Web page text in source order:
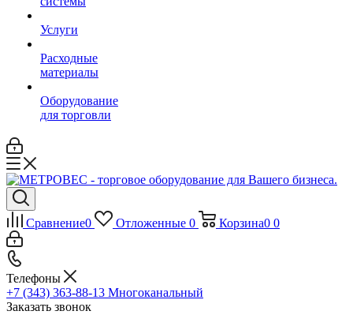
Услуги
Расходные
материалы
Оборудование
для торговли
Сравнение0 Отложенные 0 Корзина0 0
Телефоны
+7 (343) 363-88-13 Многоканальный
Заказать звонок